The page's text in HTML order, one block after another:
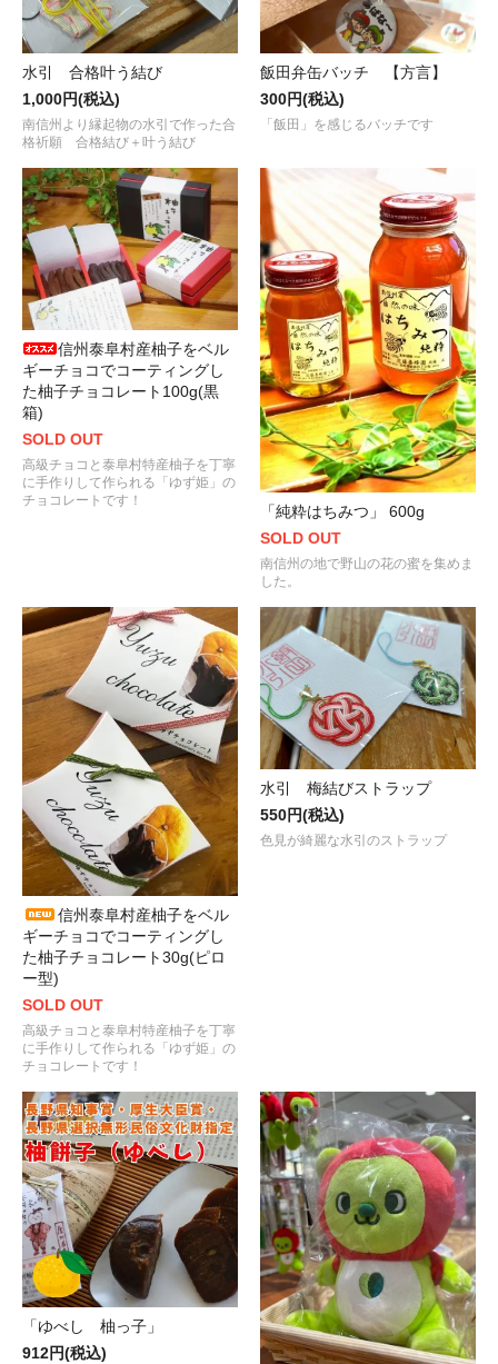
水引 合格叶う結び
1,000円(税込)
南信州より縁起物の水引で作った合
格祈願 合格結び＋叶う結び
飯田弁缶バッチ 【方言】
300円(税込)
「飯田」を感じるバッチです
信州泰阜村産柚子をベル
ギーチョコでコーティングし
た柚子チョコレート100g(黒
箱)
SOLD OUT
高級チョコと泰阜村特産柚子を丁寧
に手作りして作られる「ゆず姫」の
チョコレートです！
「純粋はちみつ」 600g
SOLD OUT
南信州の地で野山の花の蜜を集めま
した。
信州泰阜村産柚子をベル
ギーチョコでコーティングし
た柚子チョコレート30g(ピロ
ー型)
SOLD OUT
高級チョコと泰阜村特産柚子を丁寧
に手作りして作られる「ゆず姫」の
チョコレートです！
水引 梅結びストラップ
550円(税込)
色見が綺麗な水引のストラップ
「ゆべし 柚っ子」
912円(税込)